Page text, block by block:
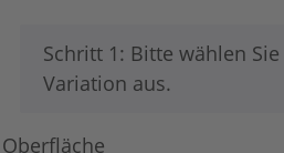
x
Schritt 1: Bitte wählen
Variation aus.
Oberfläche